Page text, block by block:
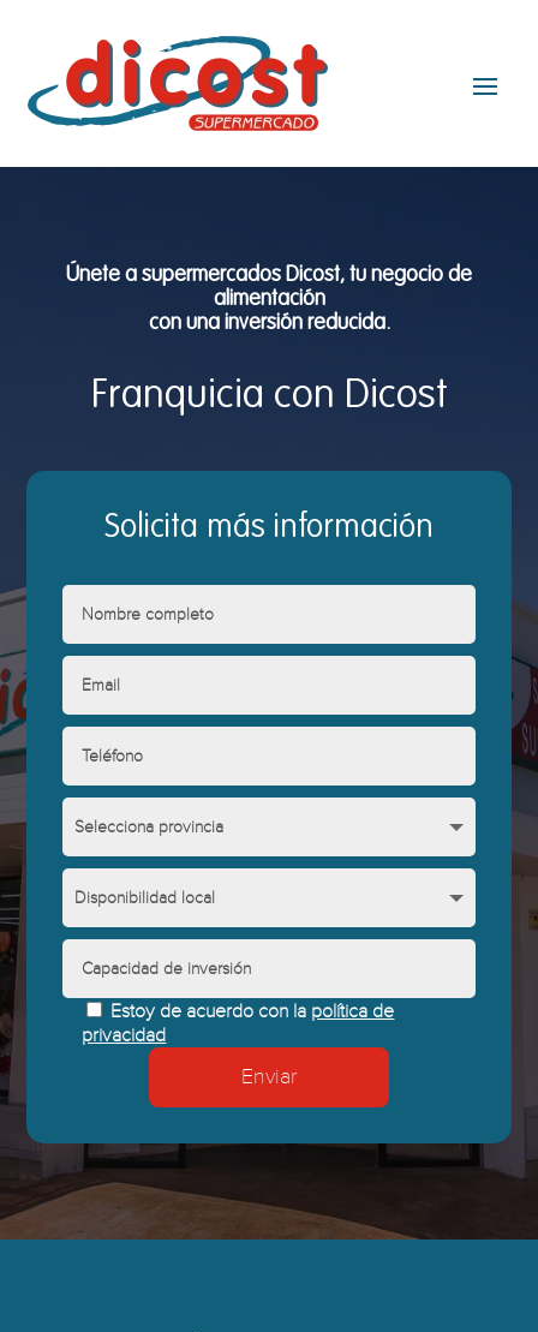
Únete a supermercados Dicost, tu negocio de
alimentación
con una inversión reducida.
Franquicia con Dicost
Solicita más información
Estoy de acuerdo con la política de
privacidad
Enviar